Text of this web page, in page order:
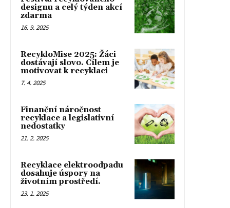
designu a celý týden akcí
zdarma
16. 9. 2025
RecykloMise 2025: Žáci
dostávají slovo. Cílem je
motivovat k recyklaci
7. 4. 2025
Finanční náročnost
recyklace a legislativní
nedostatky
21. 2. 2025
Recyklace elektroodpadu
dosahuje úspory na
životním prostředí.
23. 1. 2025